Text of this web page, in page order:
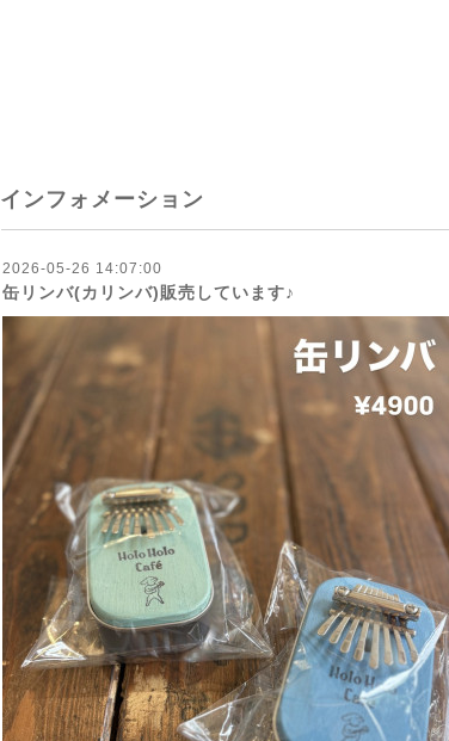
インフォメーション
2026-05-26 14:07:00
缶リンバ(カリンバ)販売しています♪